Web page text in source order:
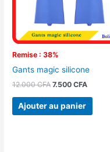
Remise : 38%
Gants magic silicone
12.000CFA 7.500CFA
Ajouter au panier